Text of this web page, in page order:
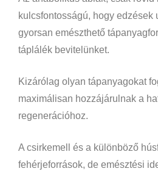
kulcsfontosságú, hogy edzések
gyorsan emészthető
táplálék bevitelünket.
Kizárólag olyan tápanyagokat
maximálisan hozzájárulnak a
regenerációhoz.
A csirkemell és a különböző
fehérjeforrások, de emésztési